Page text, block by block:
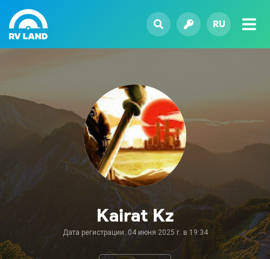
RU
Kairat Kz
Дата регистрации: 04 июня 2025 г. в 19:34